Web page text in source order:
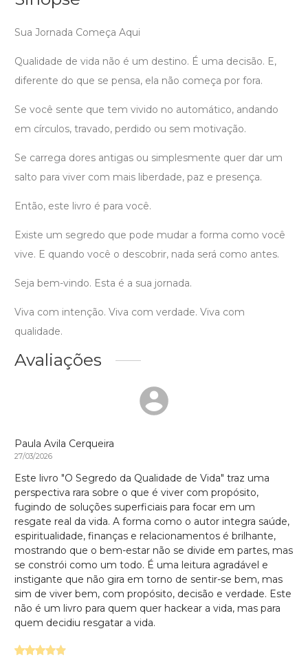
Sua Jornada Começa Aqui
Qualidade de vida não é um destino. É uma decisão. E,
diferente do que se pensa, ela não começa por fora.
Se você sente que tem vivido no automático, andando
em círculos, travado, perdido ou sem motivação.
Se carrega dores antigas ou simplesmente quer dar um
salto para viver com mais liberdade, paz e presença.
Então, este livro é para você.
Existe um segredo que pode mudar a forma como você
vive. E quando você o descobrir, nada será como antes.
Seja bem-vindo. Esta é a sua jornada.
Viva com intenção. Viva com verdade. Viva com
qualidade.
Avaliações
Paula Avila Cerqueira
27/03/2026
Este livro "O Segredo da Qualidade de Vida" traz uma
perspectiva rara sobre o que é viver com propósito,
fugindo de soluções superficiais para focar em um
resgate real da vida. A forma como o autor integra saúde,
espiritualidade, finanças e relacionamentos é brilhante,
mostrando que o bem-estar não se divide em partes, mas
se constrói como um todo. É uma leitura agradável e
instigante que não gira em torno de sentir-se bem, mas
sim de viver bem, com propósito, decisão e verdade. Este
não é um livro para quem quer hackear a vida, mas para
quem decidiu resgatar a vida.